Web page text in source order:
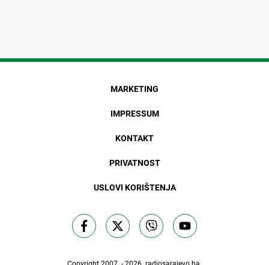
MARKETING
IMPRESSUM
KONTAKT
PRIVATNOST
USLOVI KORIŠTENJA